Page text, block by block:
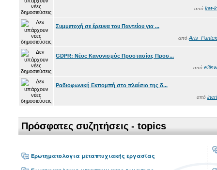
από kat-
Συμμετοχή σε έρευνα του Παντείου για ...
από
GDPR: Νέος Κανονισμός Προστασίας Προσ...
από
Ραδιοφωνική Εκπομπή στο πλαίσιο της δ...
από
Πρόσφατες συζητήσεις - topics
Ερωτηματολογια μεταπτυχιακής εργασίας